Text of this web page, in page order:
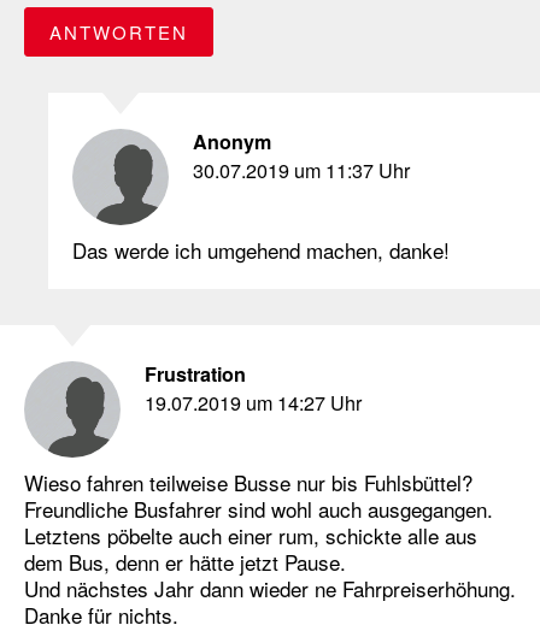
ANTWORTEN
Anonym
30.07.2019 um 11:37 Uhr
Das werde ich umgehend machen, danke!
Frustration
19.07.2019 um 14:27 Uhr
Wieso fahren teilweise Busse nur bis Fuhlsbüttel?
Freundliche Busfahrer sind wohl auch ausgegangen.
Letztens pöbelte auch einer rum, schickte alle aus
dem Bus, denn er hätte jetzt Pause.
Und nächstes Jahr dann wieder ne Fahrpreiserhöhung.
Danke für nichts.